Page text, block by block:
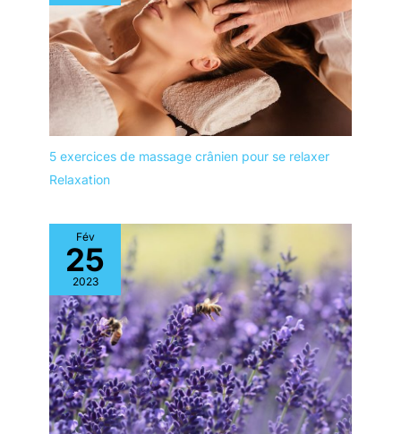
5 exercices de massage crânien pour se relaxer
Relaxation
Fév
25
2023